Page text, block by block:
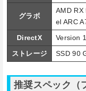
グラボ
AMD
el ARC
DirectX
Version
ストレージ
SSD 90
推奨スペック（